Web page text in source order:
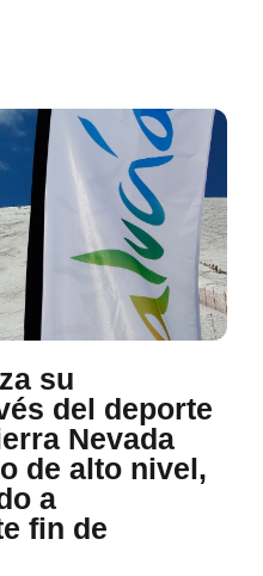
su
del deporte
Nevada
de alto nivel,
a
fin de